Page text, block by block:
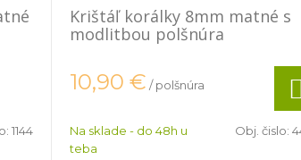
1144
Krištáľ korálky 8mm matné s
modlitbou polšnúra
10,90 € / polšnúra
Na sklade - do 48h u
teba
Obj. čislo: